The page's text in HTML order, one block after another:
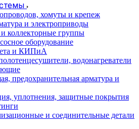
хомуты и крепеж
и электроприводы
коллекторные группы
оборудование
и КИПиА
водонагреватели
предохранительная арматура и
уплотнения, защитные покрытия
и соединительные детали